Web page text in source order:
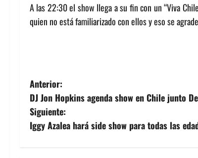
A las 22:30 el show llega a su fin con un “Viva
quien no está familiarizado con ellos y eso se
N
a
v
Anterior:
DJ Jon Hopkins agenda show en Chile junto
Siguiente:
Iggy Azalea hará side show para todas las